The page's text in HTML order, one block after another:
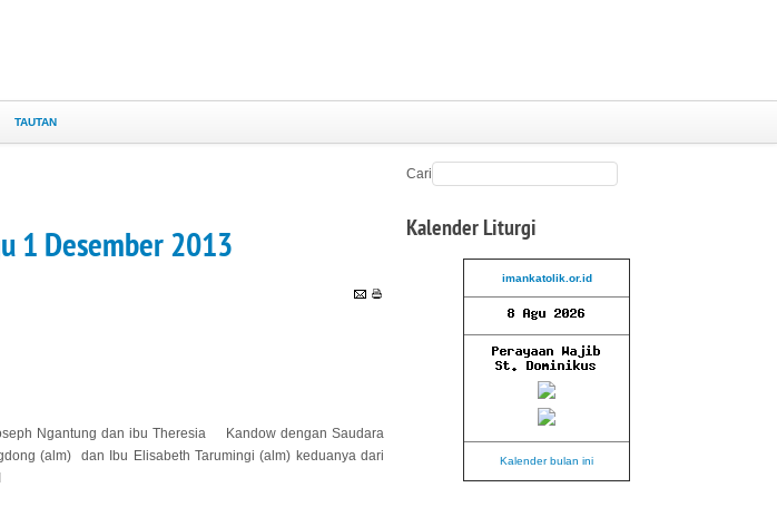
TAUTAN
1 Desember 2013
Ngantung dan ibu Theresia Kandow dengan Saudara
(alm) dan Ibu Elisabeth Tarumingi (alm) keduanya dari
Cari
Kalender Liturgi
imankatolik.or.id
Kalender bulan ini